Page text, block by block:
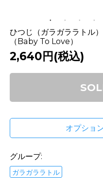
ひつじ（ガラガララトル
（Baby To Love）
2,640円(税込)
オプショ
グループ:
ガラガララトル